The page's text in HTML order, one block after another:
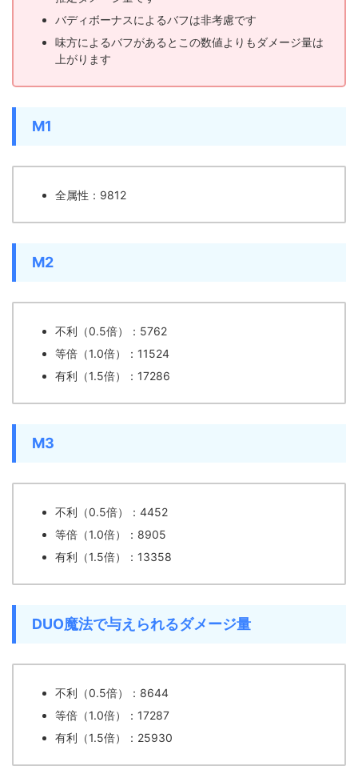
バディボーナスによるバフは非考慮です
味方によるバフがあるとこの数値よりもダメージ量は
上がります
M1
全属性：9812
M2
不利（0.5倍）：5762
等倍（1.0倍）：11524
有利（1.5倍）：17286
M3
不利（0.5倍）：4452
等倍（1.0倍）：8905
有利（1.5倍）：13358
DUO魔法で与えられるダメージ量
不利（0.5倍）：8644
等倍（1.0倍）：17287
有利（1.5倍）：25930